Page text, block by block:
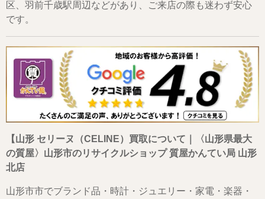
区、羽前千歳駅周辺などがあり、ご来店の際も迷わず安心
です。
【山形 セリーヌ（CELINE）買取について｜〈山形県最大
の質屋〉山形市のリサイクルショップ 質屋かんてい局 山形
北店
山形市市でブランド品・時計・ジュエリー・家電・楽器・